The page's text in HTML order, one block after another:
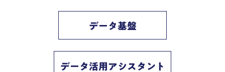
データ基盤
データ活用アシスタント